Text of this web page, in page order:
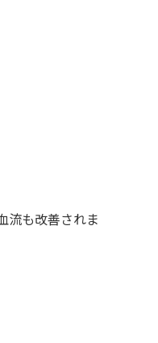
流も改善されま